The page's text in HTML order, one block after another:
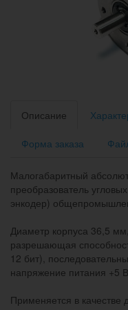
Описание
Форма заказа
Малогабаритный
преобразователь
энкодер)
Диаметр корпуса 36,5
разрешающая
12 бит),
напряжение питания +5
Применяется в качестве